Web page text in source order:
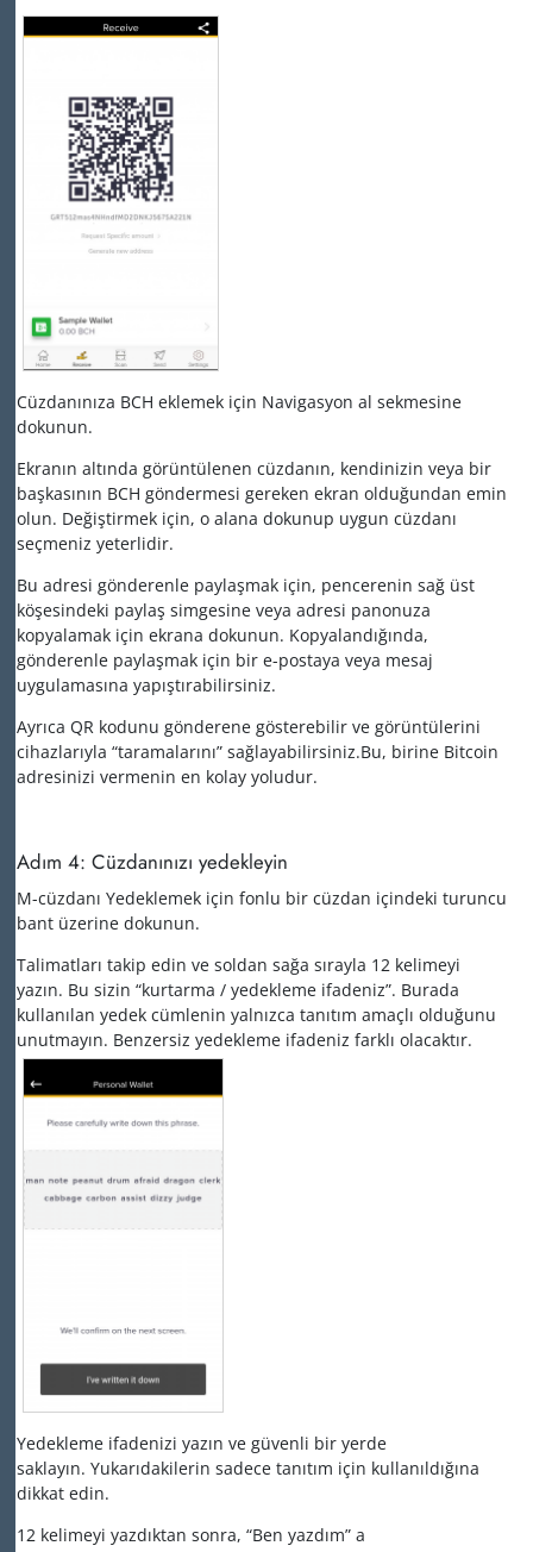
Cüzdanınıza BCH eklemek için Navigasyon al sekmesine
dokunun.
Ekranın altında görüntülenen cüzdanın, kendinizin veya bir
başkasının BCH göndermesi gereken ekran olduğundan emin
olun. Değiştirmek için, o alana dokunup uygun cüzdanı
seçmeniz yeterlidir.
Bu adresi gönderenle paylaşmak için, pencerenin sağ üst
köşesindeki paylaş simgesine veya adresi panonuza
kopyalamak için ekrana dokunun. Kopyalandığında,
gönderenle paylaşmak için bir e-postaya veya mesaj
uygulamasına yapıştırabilirsiniz.
Ayrıca QR kodunu gönderene gösterebilir ve görüntülerini
cihazlarıyla “taramalarını” sağlayabilirsiniz.Bu, birine Bitcoin
adresinizi vermenin en kolay yoludur.
Adım 4: Cüzdanınızı yedekleyin
M-cüzdanı Yedeklemek için fonlu bir cüzdan içindeki turuncu
bant üzerine dokunun.
Talimatları takip edin ve soldan sağa sırayla 12 kelimeyi
yazın. Bu sizin “kurtarma / yedekleme ifadeniz”. Burada
kullanılan yedek cümlenin yalnızca tanıtım amaçlı olduğunu
unutmayın. Benzersiz yedekleme ifadeniz farklı olacaktır.
Yedekleme ifadenizi yazın ve güvenli bir yerde
saklayın. Yukarıdakilerin sadece tanıtım için kullanıldığına
dikkat edin.
12 kelimeyi yazdıktan sonra, “Ben yazdım” a